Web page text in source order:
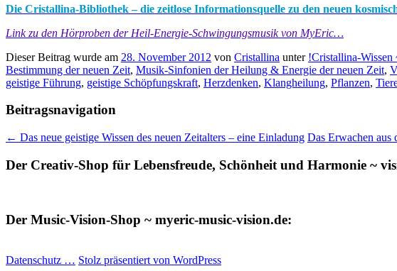
Die Cristallina-Bibliothek – die zeitlose Informationsquelle zu den neuen
Link zu den Hörproben der Heil-Energie-Schwingungsmusik von MyEric…
Dieser Beitrag wurde am 28. November 2012 von Cristallina unter !Cristallina-
Bestimmung der neuen Zeit, Musik-Sinfonien der Heilung & Energie der neuen Zeit,
geistige Führung, geistige Schöpfungskraft, Herzdenken, Klangheilung, Pflanzen,
Beitragsnavigation
← Das neue geistige Wissen des neuen Zeitalters – eine Einladung Das Erwachen aus
Der Creativ-Shop für Lebensfreude, Schönheit und Harmonie ~
Der Music-Vision-Shop ~ myeric-music-vision.de:
Datenschutz … Stolz präsentiert von WordPress